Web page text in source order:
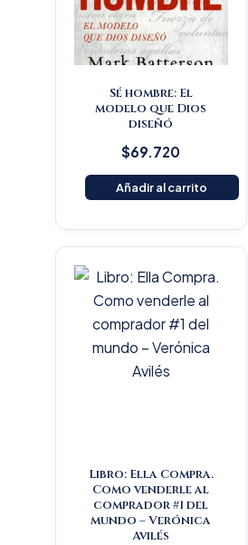
Sé hombre: El
modelo que Dios
diseñó
$69.720
Añadir al carrito
Libro: Ella Compra.
Como venderle al
comprador #1 del
mundo – Verónica
Avilés